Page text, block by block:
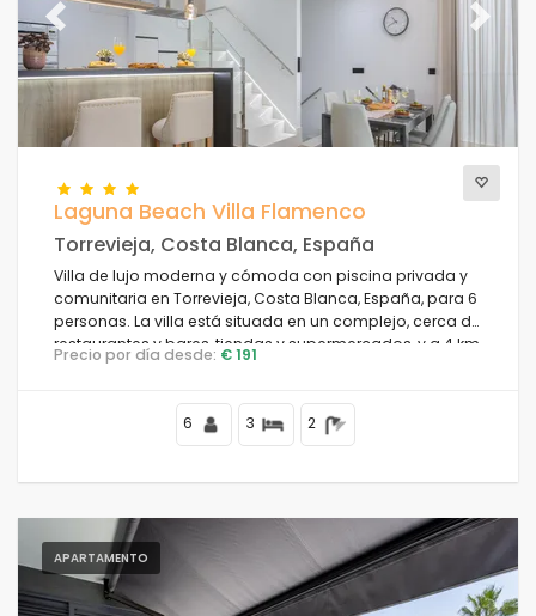
Previous Next
Laguna Beach Villa Flamenco
Torrevieja, Costa Blanca, España
Villa de lujo moderna y cómoda con piscina privada y
comunitaria en Torrevieja, Costa Blanca, España, para 6
personas. La villa está situada en un complejo, cerca de
restaurantes y bares, tiendas y supermercados, y a 4 km
de la playa.
Precio por día desde: € 191
6 3 2
APARTAMENTO